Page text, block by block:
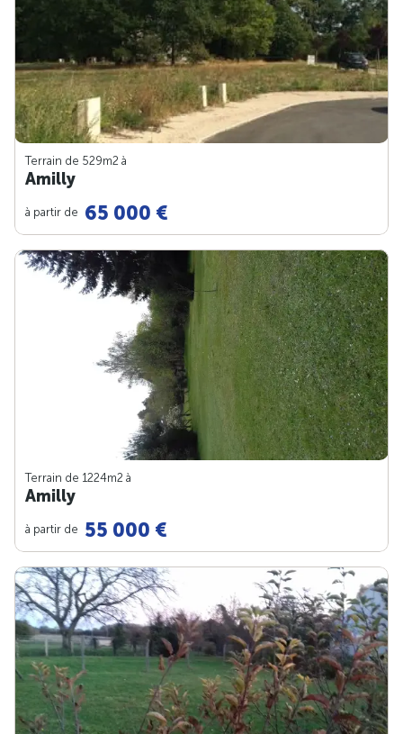
Terrain de 529m2 à
Amilly
à partir de 65 000 €
Terrain de 1224m2 à
Amilly
à partir de 55 000 €